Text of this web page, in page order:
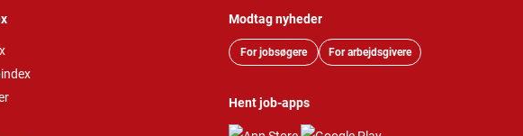
Modtag nyheder
For jobsøgere For arbejdsgivere
Hent job-apps